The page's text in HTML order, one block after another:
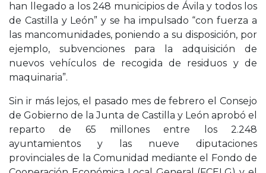
han llegado a los 248 municipios de Ávila y todos los
de Castilla y León” y se ha impulsado “con fuerza a
las mancomunidades, poniendo a su disposición, por
ejemplo, subvenciones para la adquisición de
nuevos vehículos de recogida de residuos y de
maquinaria”.
Sin ir más lejos, el pasado mes de febrero el Consejo
de Gobierno de la Junta de Castilla y León aprobó el
reparto de 65 millones entre los 2.248
ayuntamientos y las nueve diputaciones
provinciales de la Comunidad mediante el Fondo de